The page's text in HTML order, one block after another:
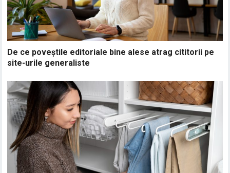
De ce poveștile editoriale bine alese atrag cititorii pe
site-urile generaliste